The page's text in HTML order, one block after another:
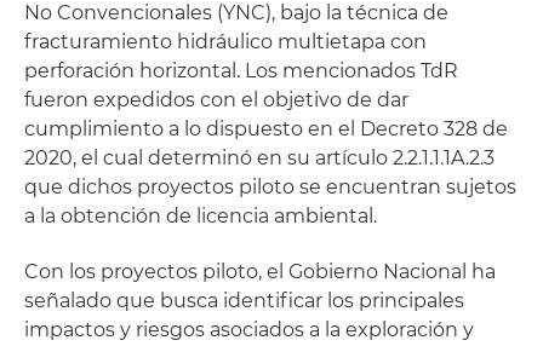
No Convencionales (YNC), bajo la técnica de
fracturamiento hidráulico multietapa con
perforación horizontal. Los mencionados TdR
fueron expedidos con el objetivo de dar
cumplimiento a lo dispuesto en el Decreto 328 de
2020, el cual determinó en su artículo 2.2.1.1.1A.2.3
que dichos proyectos piloto se encuentran sujetos
a la obtención de licencia ambiental.
Con los proyectos piloto, el Gobierno Nacional ha
señalado que busca identificar los principales
impactos y riesgos asociados a la exploración y